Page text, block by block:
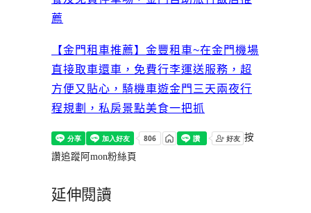
薦
【金門租車推薦】金豐租車~在金門機場
直接取車還車，免費行李運送服務，超
方便又貼心，騎機車遊金門三天兩夜行
程規劃，私房景點美食一把抓
按
讚追蹤阿mon粉絲頁
延伸閱讀